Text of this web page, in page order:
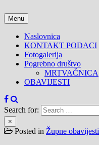
to
content
Menu
Naslovnica
KONTAKT PODACI
Fotogalerija
Pogrebno društvo
MRTVAČNICA
OBAVIJESTI
Search for:
×
Posted in Župne obavijesti